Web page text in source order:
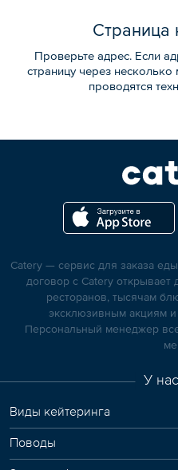
Страница
Проверьте адрес. Если
страницу через
проводятся
Catery — сервис для заказа
договор с Catery открывает
ресторанов, тысячам
эксклюзивным акциям
Персональный менеджер
У
Виды кейтеринга
Поводы